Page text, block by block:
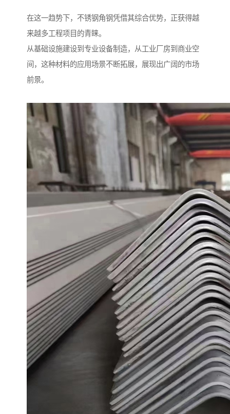
在这一趋势下，不锈钢角钢凭借其综合优势，正获得越
来越多工程项目的青睐。
从基础设施建设到专业设备制造，从工业厂房到商业空
间，这种材料的应用场景不断拓展，展现出广阔的市场
前景。